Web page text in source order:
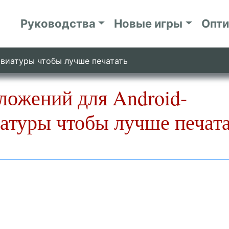
Руководства Новые игры
чтобы лучше печатать
для Android-
чтобы лучше